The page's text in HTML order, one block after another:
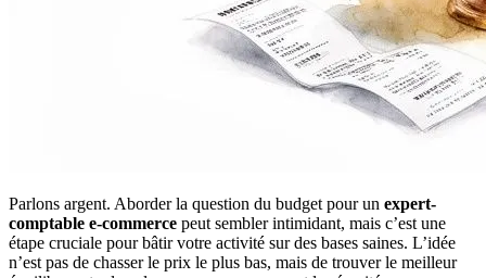
Parlons argent. Aborder la question du budget pour un expert-
comptable e-commerce peut sembler intimidant, mais c’est une
étape cruciale pour bâtir votre activité sur des bases saines. L’idée
n’est pas de chasser le prix le plus bas, mais de trouver le meilleur